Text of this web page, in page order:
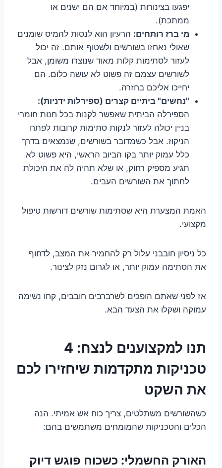
יפגעו בצינורות (במיוחד אם הם ישנים או
ממתכת).
מי ברז רותחים: הרעיון הוא לנסות להמיס שומנים
שאולי נאחזו בשורשים ולשטוף אותם. זה יכול
לעזור לסתימות קלות מאוד שנוצרו משומן, אבל
לשורשים עצמם זה פשוט לא עושה כלום. הם
יחייכו אליכם בחזרה.
"נחשים" ביתיים קצרים (ספירלות ידניות):
הספירלה הביתית שאפשר לקנות בכל חנות חומרי
בניין יכולה לעזור לנקות סתימות קרובות לפתח
הניקוז. אבל כשמדובר בשורשים, שנמצאים בדרך
כלל עמוק יותר בקו הביוב הראשי, היא פשוט לא
תגיע מספיק רחוק, או שלא תהיה לה את היכולת
לחתוך את השורשים העבים.
האמת המצערת היא שסתימות שורשים דורשות טיפול
מקצועי.
כל ניסיון חובבני עלול רק להחמיר את המצב, לדחוף
את הסתימה עמוק יותר, או לגרום נזק לצינור.
אז לפני שאתם הופכים לשרברבים חובבים, קחו נשימה
עמוקה ושקלו את הצעד הבא.
תנו למקצוענים לנצח: 4
טכניקות מתקדמות שיחזירו לכם
את השקט
כשהשורשים משתלטים, צריך כוח אש אמיתי. הנה
הכלים והטכניקות שהמומחים משתמשים בהם:
האורק החשמלי: כשכוח פוגש דיוק